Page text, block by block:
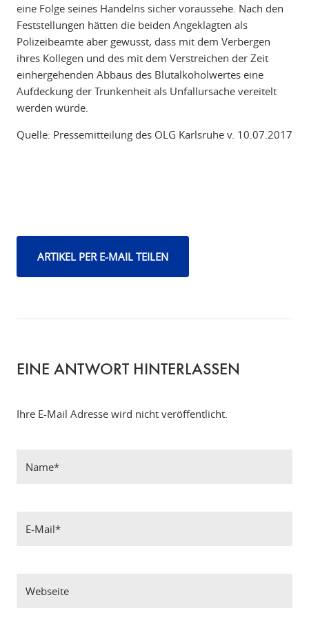
eine Folge seines Handelns sicher voraussehe. Nach den
Feststellungen hätten die beiden Angeklagten als
Polizeibeamte aber gewusst, dass mit dem Verbergen
ihres Kollegen und des mit dem Verstreichen der Zeit
einhergehenden Abbaus des Blutalkoholwertes eine
Aufdeckung der Trunkenheit als Unfallursache vereitelt
werden würde.
Quelle: Pressemitteilung des OLG Karlsruhe v. 10.07.2017
ARTIKEL PER E-MAIL TEILEN
EINE ANTWORT HINTERLASSEN
Ihre E-Mail Adresse wird nicht veröffentlicht.